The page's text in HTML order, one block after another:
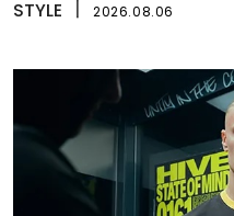
STYLE 2026.08.06